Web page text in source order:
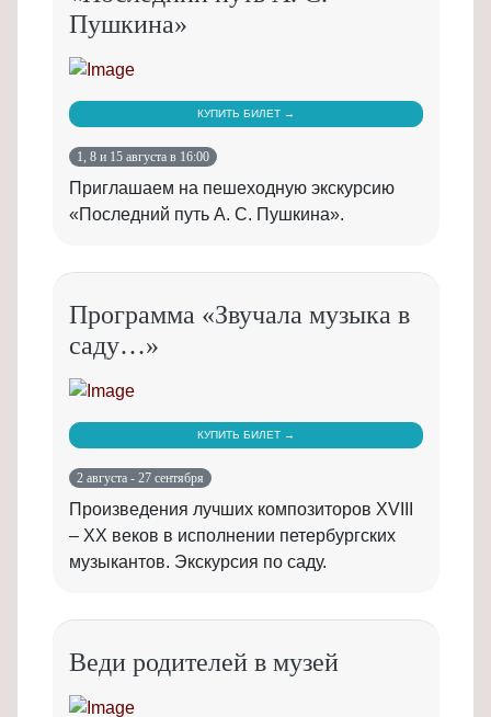
Пушкина»
КУПИТЬ БИЛЕТ →
1, 8 и 15 августа в 16:00
Приглашаем на пешеходную экскурсию
«Последний путь А. С. Пушкина».
Программа «Звучала музыка в
саду…»
КУПИТЬ БИЛЕТ →
2 августа - 27 сентября
Произведения лучших композиторов XVIII
– XX веков в исполнении петербургских
музыкантов. Экскурсия по саду.
Веди родителей в музей